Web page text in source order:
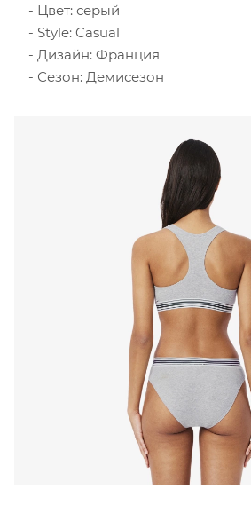
Цвет: серый
Style: Casual
Дизайн: Франция
Сезон: Демисезон